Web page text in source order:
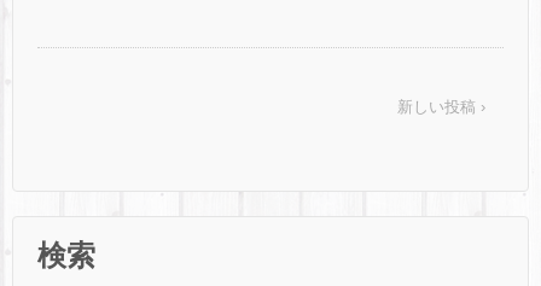
新しい投稿 ›
検索